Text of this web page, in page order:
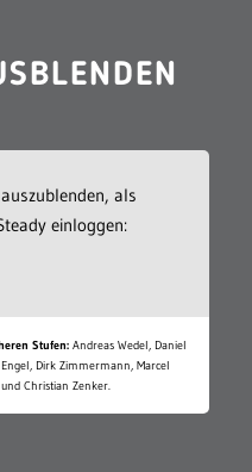
als
einloggen:
Stufen: Andreas Wedel, Daniel
Dirk Zimmermann, Marcel
Christian Zenker.